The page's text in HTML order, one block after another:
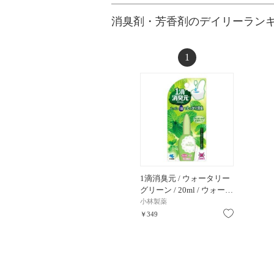
消臭剤・芳香剤のデイリーラン
1
1滴消臭元 / ウォータリー
グリーン / 20ml / ウォー…
小林製薬
￥349